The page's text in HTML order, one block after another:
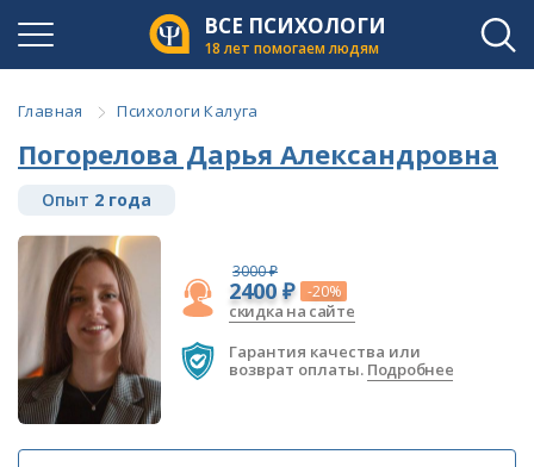
ВСЕ ПСИХОЛОГИ
18 лет помогаем людям
Главная Психологи Калуга
Погорелова Дарья Александровна
Опыт 2 года
3000 ₽
2400 ₽ -20%
скидка на сайте
Гарантия качества или
возврат оплаты. Подробнее